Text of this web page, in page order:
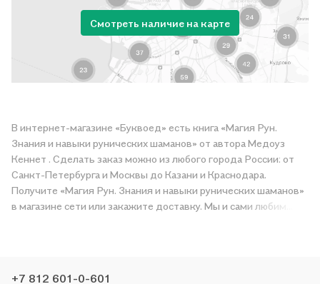
Смотреть наличие на карте
В интернет-магазине «Буквоед» есть книга «Магия Рун.
Знания и навыки рунических шаманов» от автора Медоуз
Кеннет . Сделать заказ можно из любого города России: от
Санкт-Петербурга и Москвы до Казани и Краснодара.
Получите «Магия Рун. Знания и навыки рунических шаманов»
в магазине сети или закажите доставку. Мы и сами любим
+7 812 601-0-601